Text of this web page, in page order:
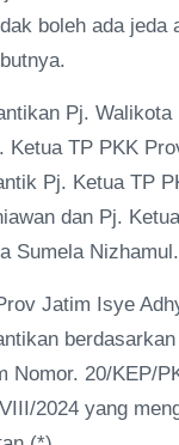
boleh ada jeda
Pj. Walikota
Ketua TP PKK
Pj. Ketua TP
dan Pj.
Sumela Nizhamul.
Jatim Isye
Nomor. 20/KEP/
2024 yang